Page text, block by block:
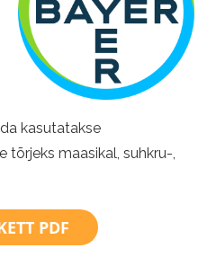
kasutatakse
tõrjeks maasikal, suhkru-,
PDF